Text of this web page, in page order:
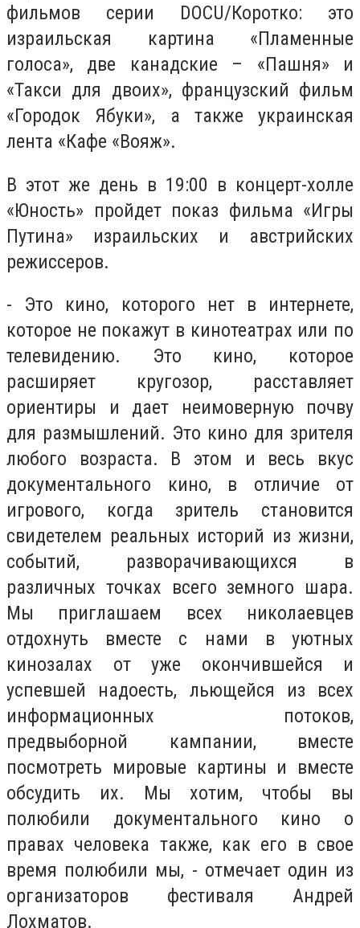
фильмов серии DOCU/Коротко: это
израильская картина «Пламенные
голоса», две канадские – «Пашня» и
«Такси для двоих», французский фильм
«Городок Ябуки», а также украинская
лента «Кафе «Вояж».
В этот же день в 19:00 в концерт-холле
«Юность» пройдет показ фильма «Игры
Путина» израильских и австрийских
режиссеров.
- Это кино, которого нет в интернете,
которое не покажут в кинотеатрах или по
телевидению. Это кино, которое
расширяет кругозор, расставляет
ориентиры и дает неимоверную почву
для размышлений. Это кино для зрителя
любого возраста. В этом и весь вкус
документального кино, в отличие от
игрового, когда зритель становится
свидетелем реальных историй из жизни,
событий, разворачивающихся в
различных точках всего земного шара.
Мы приглашаем всех николаевцев
отдохнуть вместе с нами в уютных
кинозалах от уже окончившейся и
успевшей надоесть, льющейся из всех
информационных потоков,
предвыборной кампании, вместе
посмотреть мировые картины и вместе
обсудить их. Мы хотим, чтобы вы
полюбили документального кино о
правах человека также, как его в свое
время полюбили мы, - отмечает один из
организаторов фестиваля Андрей
Лохматов.